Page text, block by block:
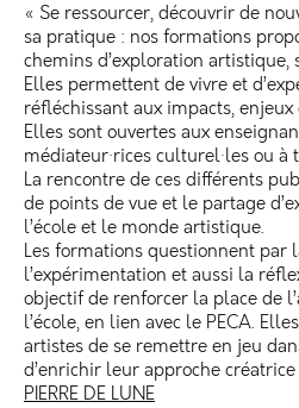
« Se ressourcer, découvrir de
sa pratique : nos formations
chemins d’exploration artistique,
Elles permettent de vivre et
réfléchissant aux impacts,
Elles sont ouvertes aux
médiateur·rices culturel·les ou à
La rencontre de ces différents
de points de vue et le partage
l’école et le monde artistique.
Les formations questionnent par
l’expérimentation et aussi la
objectif de renforcer la place de
l’école, en lien avec le PECA.
artistes de se remettre en jeu
d’enrichir leur approche
PIERRE DE LUNE